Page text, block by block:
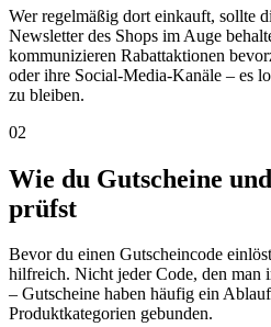
Wer regelmäßig dort einkauft, sollte
Newsletter des Shops im Auge
kommunizieren Rabattaktionen
oder ihre Social-Media-Kanäle – es
zu bleiben.
02
Wie du Gutscheine
prüfst
Bevor du einen Gutscheincode
hilfreich. Nicht jeder Code, den man
– Gutscheine haben häufig ein
Produktkategorien gebunden.